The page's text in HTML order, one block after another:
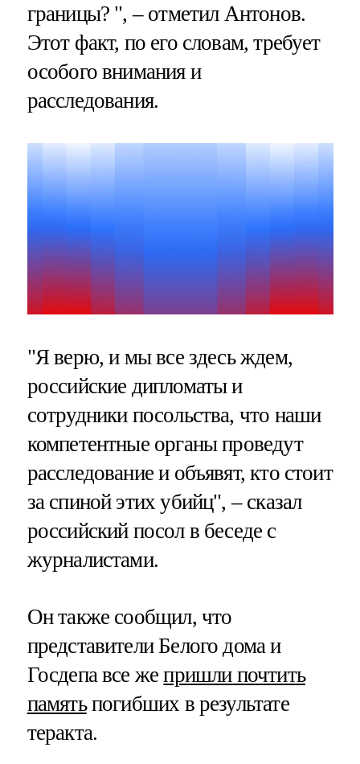
границы? ", – отметил Антонов.
Этот факт, по его словам, требует
особого внимания и
расследования.
"Я верю, и мы все здесь ждем,
российские дипломаты и
сотрудники посольства, что наши
компетентные органы проведут
расследование и объявят, кто стоит
за спиной этих убийц", – сказал
российский посол в беседе с
журналистами.
Он также сообщил, что
представители Белого дома и
Госдепа все жепришли почтить
памятьпогибших в результате
теракта.